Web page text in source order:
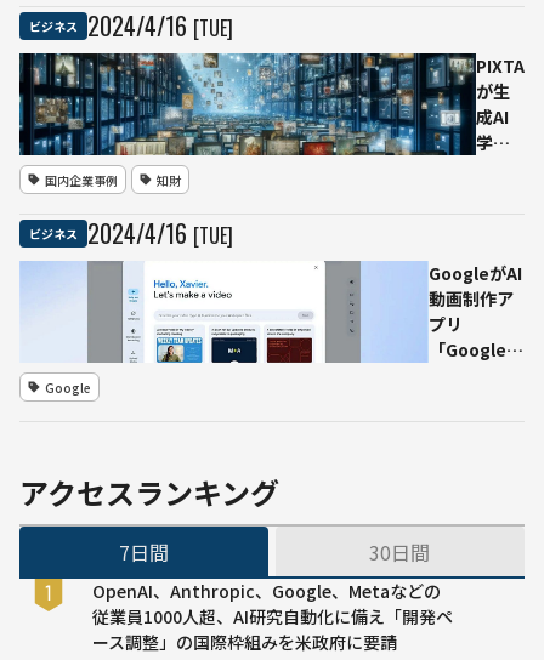
ウド
基盤
増強
に
ビジネス 2024/4/16 [TUE]
PIXTA
が生
成AI
学習
テン
ツ販
へ
まで
国内企業事例 知財
ビジネス 2024/4/16 [TUE]
GoogleがAI
動画制作ア
プリ
「Google
リース予定
Google
アクセスランキング
7日間 30日間
OpenAI、Anthropic、Google、Metaなどの
従業員1000人超、AI研究自動化に備え「開発ペ
ース調整」の国際枠組みを米政府に要請